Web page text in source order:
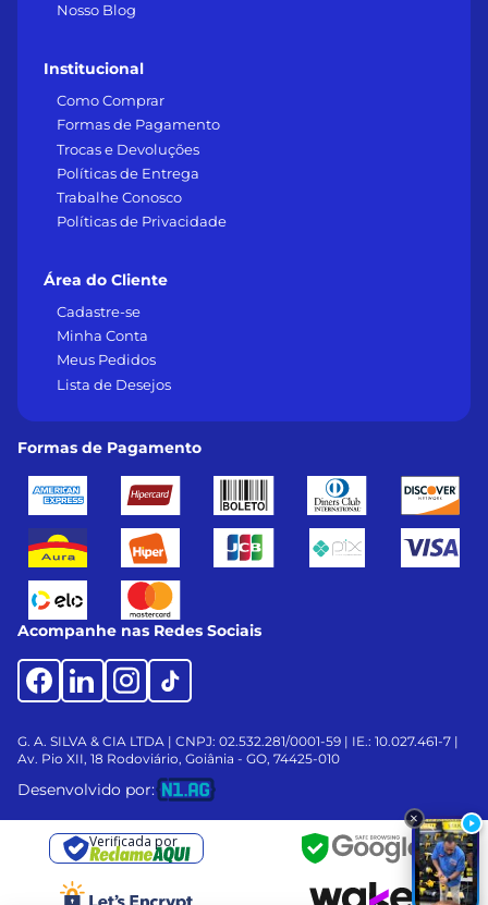
Nosso Blog
Institucional
Como Comprar
Formas de Pagamento
Trocas e Devoluções
Políticas de Entrega
Trabalhe Conosco
Políticas de Privacidade
Área do Cliente
Cadastre-se
Minha Conta
Meus Pedidos
Lista de Desejos
Formas de Pagamento
Acompanhe nas Redes Sociais
G. A. SILVA & CIA LTDA | CNPJ: 02.532.281/0001-59 | IE.: 10.027.461-7 |
Av. Pio XII, 18 Rodoviário, Goiânia - GO, 74425-010
Desenvolvido por:
Verificada por